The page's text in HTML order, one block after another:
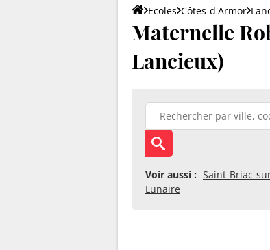
Ecoles Côtes-d'Armor
Maternelle
Lancieux)
Voir aussi : Saint-Briac-
Lunaire